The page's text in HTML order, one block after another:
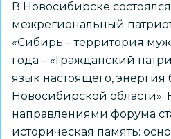
В Новосибирске
межрегиональный
«Сибирь – территория
года – «Гражданский
язык настоящего, энергия
Новосибирской
направлениями форума
историческая память: